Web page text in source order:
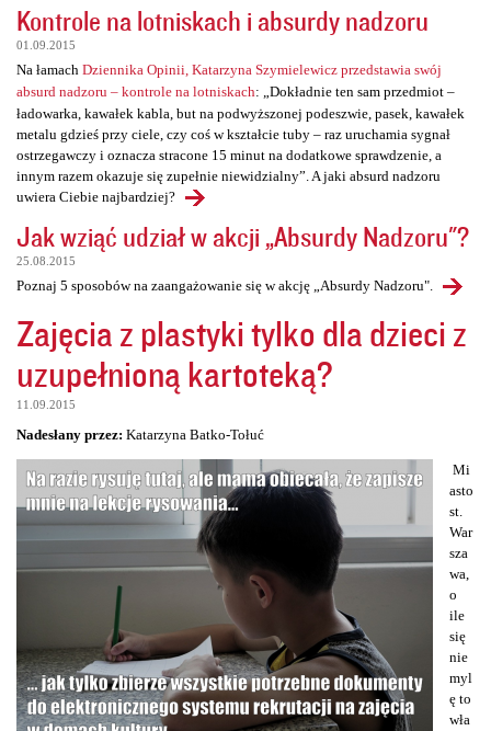
Kontrole na lotniskach i absurdy nadzoru
01.09.2015
Na łamach Dziennika Opinii, Katarzyna Szymielewicz przedstawia swój
absurd nadzoru – kontrole na lotniskach: „Dokładnie ten sam przedmiot –
ładowarka, kawałek kabla, but na podwyższonej podeszwie, pasek, kawałek
metalu gdzieś przy ciele, czy coś w kształcie tuby – raz uruchamia sygnał
ostrzegawczy i oznacza stracone 15 minut na dodatkowe sprawdzenie, a
innym razem okazuje się zupełnie niewidzialny”. A jaki absurd nadzoru
uwiera Ciebie najbardziej?
Jak wziąć udział w akcji „Absurdy Nadzoru"?
25.08.2015
Poznaj 5 sposobów na zaangażowanie się w akcję „Absurdy Nadzoru".
Zajęcia z plastyki tylko dla dzieci z
uzupełnioną kartoteką?
11.09.2015
Nadesłany przez: Katarzyna Batko-Tołuć
Mi
asto
st.
War
sza
wa,
o
ile
się
nie
myl
ę to
wła